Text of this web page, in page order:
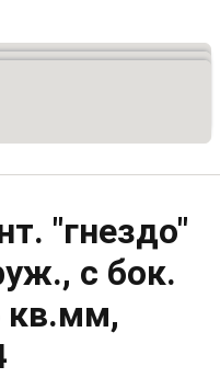
"гнездо"
с бок.
кв.мм,